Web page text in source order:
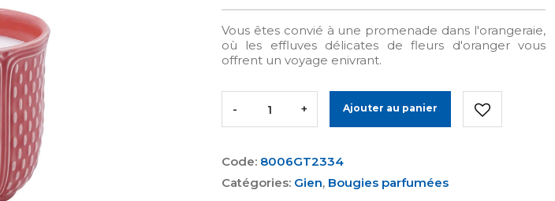
Vous êtes convié à une promenade dans l'orangeraie,
où les effluves délicates de fleurs d'oranger vous
offrent un voyage enivrant.
- + Ajouter au panier
Code: 8006GT2334
Catégories: Gien, Bougies parfumées